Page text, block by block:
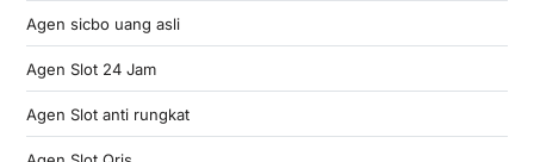
Agen sicbo uang asli
Agen Slot 24 Jam
Agen Slot anti rungkat